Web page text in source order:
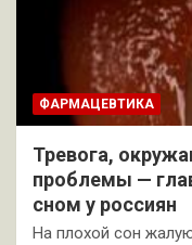
ФАРМАЦЕВТИКА
Тревога,
проблемы —
сном у россиян
На плохой сон